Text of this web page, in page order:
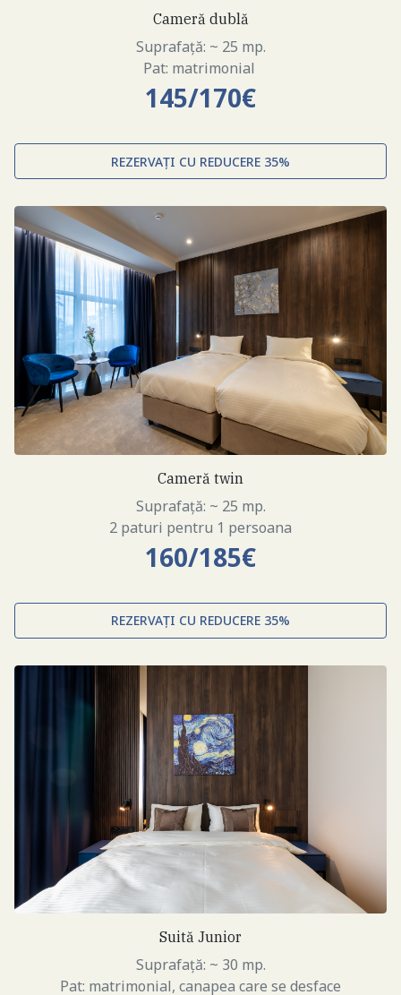
Cameră dublă
Suprafață: ~ 25 mp.
Pat: matrimonial
145/170€
REZERVAȚI CU REDUCERE 35%
Cameră twin
Suprafață: ~ 25 mp.
2 paturi pentru 1 persoana
160/185€
REZERVAȚI CU REDUCERE 35%
Suită Junior
Suprafață: ~ 30 mp.
Pat: matrimonial, canapea care se desface